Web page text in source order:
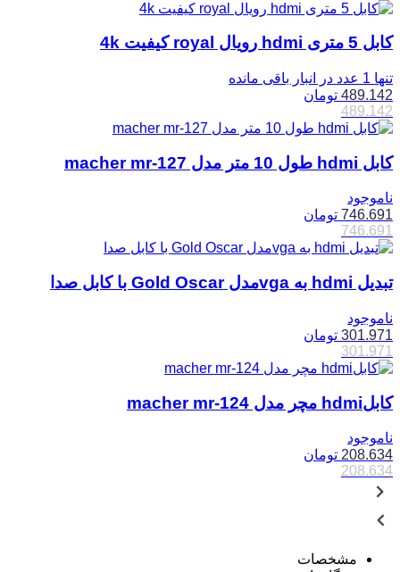
کابل 5 متری hdmi رویال royal کیفیت 4k
تنها 1 عدد در انبار باقی مانده
489.142 تومان
489.142
کابل hdmi طول 10 متر مدل macher mr-127
ناموجود
746.691 تومان
746.691
تبدیل hdmi به vgaمدل Gold Oscar با کابل صدا
ناموجود
301.971 تومان
301.971
کابلhdmi مچر مدل macher mr-124
ناموجود
208.634 تومان
208.634
مشخصات